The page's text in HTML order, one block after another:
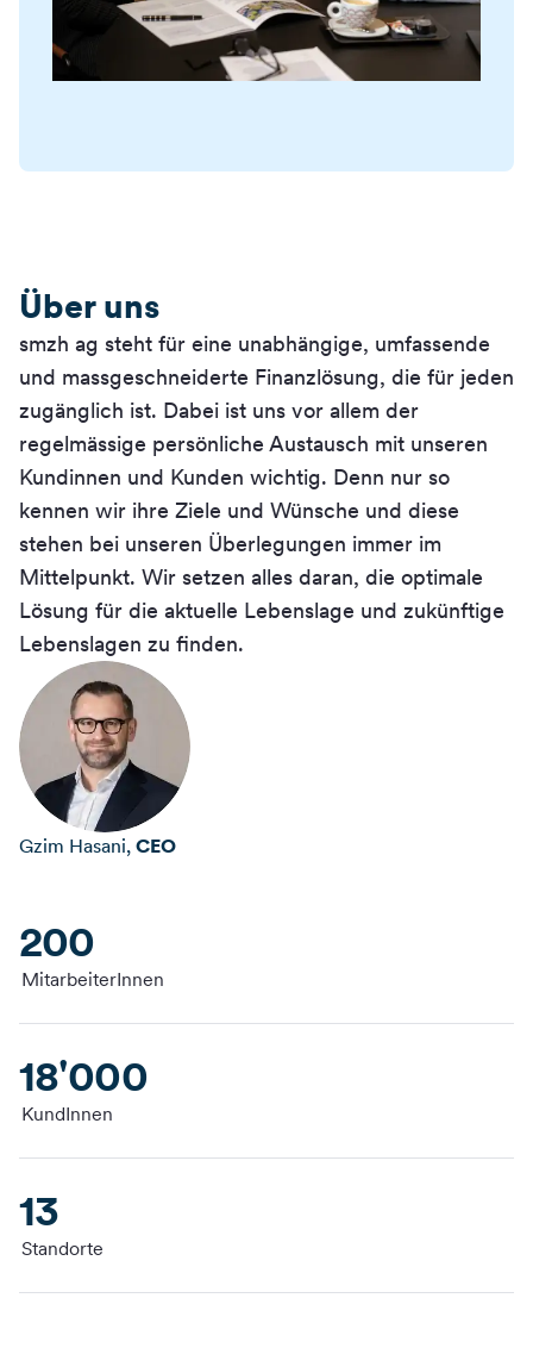
Über uns
smzh ag steht für eine unabhängige, umfassende
und massgeschneiderte Finanzlösung, die für jeden
zugänglich ist. Dabei ist uns vor allem der
regelmässige persönliche Austausch mit unseren
Kundinnen und Kunden wichtig. Denn nur so
kennen wir ihre Ziele und Wünsche und diese
stehen bei unseren Überlegungen immer im
Mittelpunkt. Wir setzen alles daran, die optimale
Lösung für die aktuelle Lebenslage und zukünftige
Lebenslagen zu finden.
Gzim Hasani, CEO
200
MitarbeiterInnen
18'000
KundInnen
13
Standorte